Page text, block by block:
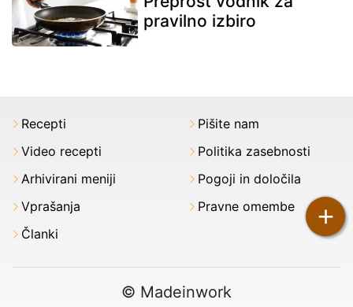
pravilno izbiro
+
Recepti
Video recepti
Arhivirani meniji
Vprašanja
Članki
Pišite nam
Politika zasebnosti
Pogoji in določila
Pravne omembe
© Madeinwork